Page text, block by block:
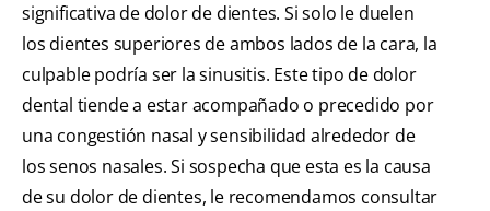
significativa de dolor de dientes. Si solo le duelen
los dientes superiores de ambos lados de la cara, la
culpable podría ser la sinusitis. Este tipo de dolor
dental tiende a estar acompañado o precedido por
una congestión nasal y sensibilidad alrededor de
los senos nasales. Si sospecha que esta es la causa
de su dolor de dientes, le recomendamos consultar